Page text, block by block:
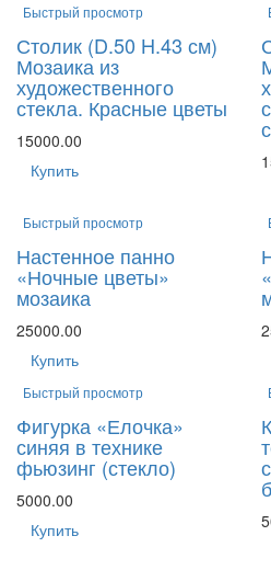
Быстрый просмотр
Столик (D.50 H.43 см)
Мозаика из
художественного
стекла. Красные цветы
15000.00
Купить
Быстрый просмотр
Настенное панно
«Ночные цветы»
мозаика
25000.00
Купить
Быстрый просмотр
Фигурка «Елочка»
синяя в технике
фьюзинг (стекло)
5000.00
Купить